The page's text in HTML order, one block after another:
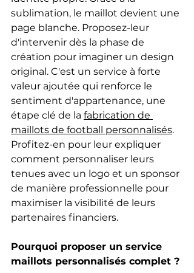
sublimation, le maillot devient une
page blanche. Proposez-leur
d'intervenir dès la phase de
création pour imaginer un design
original. C'est un service à forte
valeur ajoutée qui renforce le
sentiment d'appartenance, une
étape clé de la fabrication de
maillots de football personnalisés.
Profitez-en pour leur expliquer
comment personnaliser leurs
tenues avec un logo et un sponsor
de manière professionnelle pour
maximiser la visibilité de leurs
partenaires financiers.
Pourquoi proposer un service
maillots personnalisés complet ?